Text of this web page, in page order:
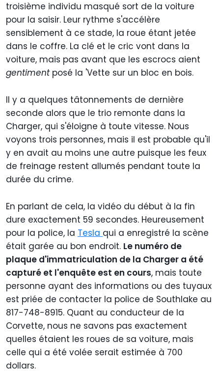
troisième individu masqué sort de la voiture
pour la saisir. Leur rythme s'accélère
sensiblement à ce stade, la roue étant jetée
dans le coffre. La clé et le cric vont dans la
voiture, mais pas avant que les escrocs aient
gentimentposé la 'Vette sur un bloc en bois.
Il y a quelques tâtonnements de dernière
seconde alors que le trio remonte dans la
Charger, qui s'éloigne à toute vitesse. Nous
voyons trois personnes, mais il est probable qu'il
y en avait au moins une autre puisque les feux
de freinage restent allumés pendant toute la
durée du crime.
En parlant de cela, la vidéo du début à la fin
dure exactement 59 secondes. Heureusement
pour la police, la Tesla qui a enregistré la scène
était garée au bon endroit. Le numéro de
plaque d'immatriculation de la Charger a été
capturé et l'enquête est en cours, mais toute
personne ayant des informations ou des tuyaux
est priée de contacter la police de Southlake au
817-748-8915. Quant au conducteur de la
Corvette, nous ne savons pas exactement
quelles étaient les roues de sa voiture, mais
celle qui a été volée serait estimée à 700
dollars.